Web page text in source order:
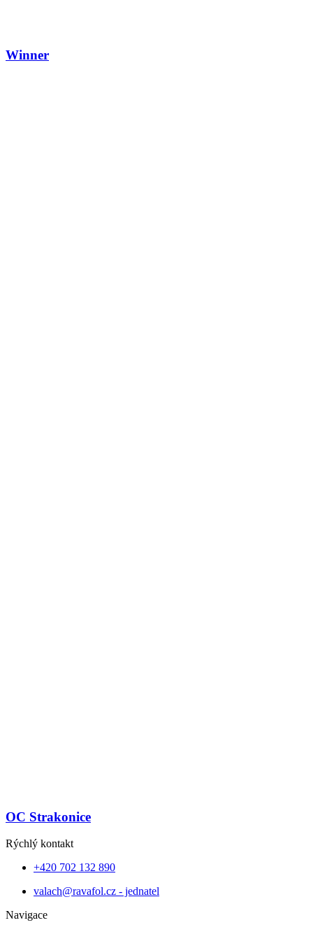
Winner
OC Strakonice
Rýchlý kontakt
+420 702 132 890
valach@ravafol.cz - jednatel
Navigace